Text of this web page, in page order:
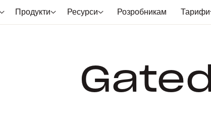
Продукти Ресурси Розробникам Тарифи
Gated